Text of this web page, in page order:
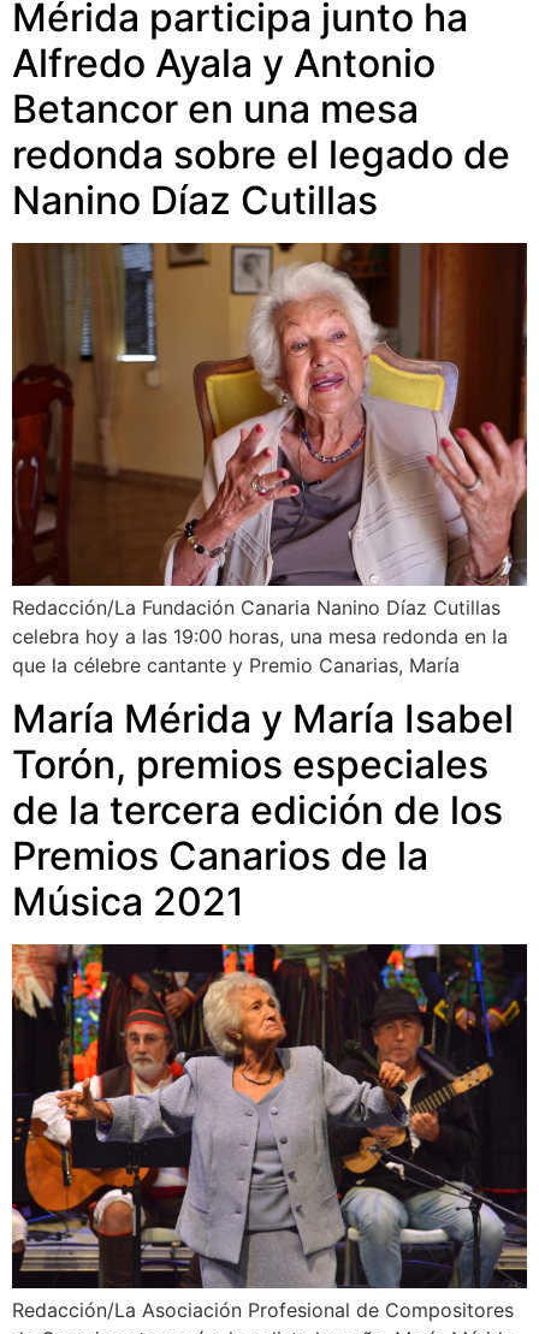
Mérida participa junto ha
Alfredo Ayala y Antonio
Betancor en una mesa
redonda sobre el legado de
Nanino Díaz Cutillas
Redacción/La Fundación Canaria Nanino Díaz Cutillas
celebra hoy a las 19:00 horas, una mesa redonda en la
que la célebre cantante y Premio Canarias, María
María Mérida y María Isabel
Torón, premios especiales
de la tercera edición de los
Premios Canarios de la
Música 2021
Redacción/La Asociación Profesional de Compositores